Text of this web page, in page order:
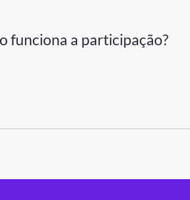
funciona a participação?